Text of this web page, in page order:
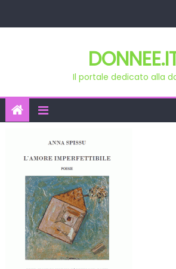
Il portale dedicato alla